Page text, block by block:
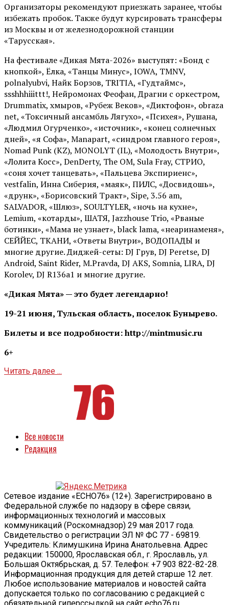
Организаторы рекомендуют приезжать заранее, чтобы
избежать пробок. Также будут курсировать трансферы
из Москвы и от железнодорожной станции
«Тарусская».
На фестивале «Дикая Мята-2026» выступят: «Бонд с
кнопкой», Ёлка, «Танцы Минус», IOWA, TMNV,
polnalyubvi, Найк Борзов, TRITIA, «Гудтаймс»,
ssshhhiiittt!, Нейромонах Феофан, Драгни с оркестром,
Drummatix, хмыров, «Рубеж Веков», «Диктофон», obraza
net, «Токсичный ансамбль Лягухо», «Психея», Рушана,
«Людмил Огурченко», «источник», «конец солнечных
дней», «я Софа», Manapart, «синдром главного героя»,
Nomad Punk (KZ), MONOLYT (IL), «Молодость Внутри»,
«Лолита Косс», DenDerty, The OM, Sula Fray, СТРИО,
«соня хочет танцевать», «Пальцева Экспириенс»,
vestfalin, Инна Сиберия, «маяк», ПИЛС, «Досвидошь»,
«друнк», «Борисовский Тракт», Sipe, 3.56 am,
SALVADOR, «Шлюз», SOULTYLER, «ночь на кухне»,
Lemium, «котарды», ШАТЯ, Jazzhouse Trio, «Рваные
ботинки», «Мама не узнает», black lama, «неаринаменя»,
СЕЙЙЕС, ТКАНИ, «Ответы Внутри», ВОДОПАДЫ и
многие другие. Диджей-сеты: DJ Грув, DJ Peretse, DJ
Android, Saint Rider, М.Pravda, DJ AKS, Somnia, LIRA, DJ
Korolev, DJ R136a1 и многие другие.
«Дикая Мята» — это будет легендарно!
19-21 июня, Тульская область, поселок Бунырево.
Билеты и все подробности: http://mintmusic.ru
6+
Читать далее ...
Все новости
Редакция
Сетевое издание «ECHO76» (12+). Зарегистрировано в
Федеральной службе по надзору в сфере связи,
информационных технологий и массовых
коммуникаций (Роскомнадзор) 29 мая 2017 года.
Свидетельство о регистрации ЭЛ № ФС 77 - 69819.
Учредитель: Климушкина Ирина Анатольевна. Адрес
редакции: 150000, Ярославская обл., г. Ярославль, ул.
Большая Октябрьская, д. 57. Телефон: +7 903 822-82-28.
Информационная продукция для детей старше 12 лет.
Любое использование материалов и новостей сайта
допускается только по согласованию с редакцией с